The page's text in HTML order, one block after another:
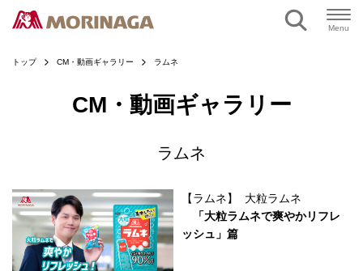
Menu
トップ CM・動画ギャラリー ラムネ
CM・動画ギャラリー
ラムネ
【ラムネ】 大粒ラムネ
「大粒ラムネで爽やかリフレ
ッシュ」篇